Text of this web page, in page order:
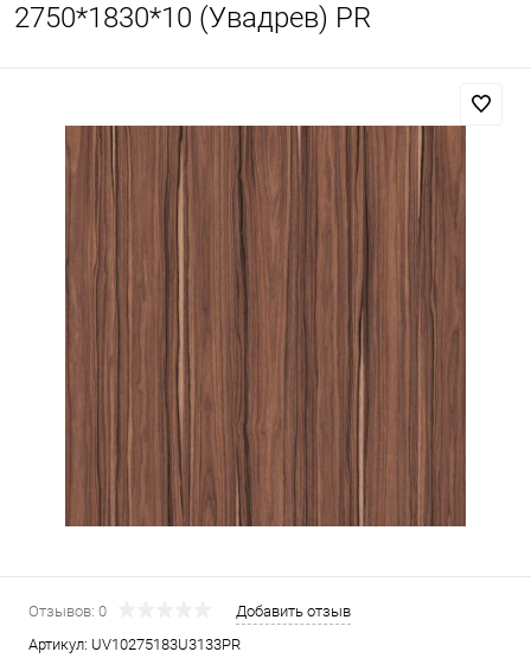
2750*1830*10 (Увадрев) PR
Отзывов: 0
Добавить отзыв
Артикул: UV10275183U3133PR